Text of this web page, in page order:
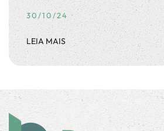
30/10/24
LEIA MAIS